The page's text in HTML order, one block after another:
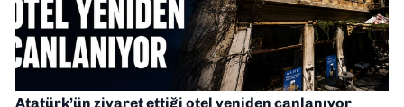
Atatürk’ün ziyaret ettiği otel yeniden canlanıyor